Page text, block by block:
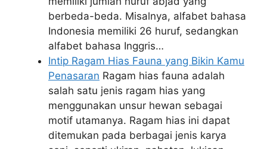
berbeda-beda. Misalnya, alfabet bahasa
Indonesia memiliki 26 huruf, sedangkan
alfabet bahasa Inggris…
Intip Ragam Hias Fauna yang Bikin Kamu
Penasaran Ragam hias fauna adalah
salah satu jenis ragam hias yang
menggunakan unsur hewan sebagai
motif utamanya. Ragam hias ini dapat
ditemukan pada berbagai jenis karya